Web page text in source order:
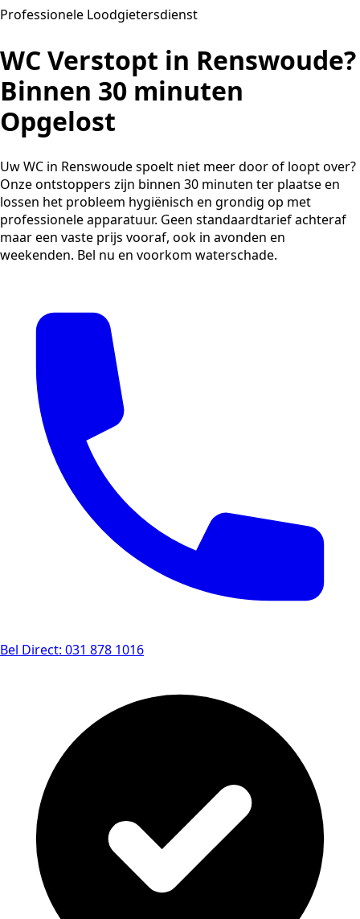
Professionele Loodgietersdienst
WC Verstopt in Renswoude?
Binnen 30 minuten
Opgelost
Uw WC in Renswoude spoelt niet meer door of loopt over?
Onze ontstoppers zijn binnen 30 minuten ter plaatse en
lossen het probleem hygiënisch en grondig op met
professionele apparatuur. Geen standaardtarief achteraf
maar een vaste prijs vooraf, ook in avonden en
weekenden. Bel nu en voorkom waterschade.
Bel Direct: 031 878 1016